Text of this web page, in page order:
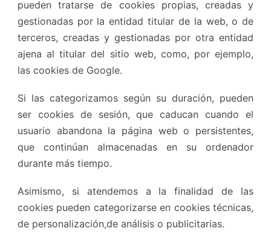
pueden tratarse de cookies propias, creadas y
gestionadas por la entidad titular de la web, o de
terceros, creadas y gestionadas por otra entidad
ajena al titular del sitio web, como, por ejemplo,
las cookies de Google.
Si las categorizamos según su duración, pueden
ser cookies de sesión, que caducan cuando el
usuario abandona la página web o persistentes,
que continúan almacenadas en su ordenador
durante más tiempo.
Asimismo, si atendemos a la finalidad de las
cookies pueden categorizarse en cookies técnicas,
de personalización,de análisis o publicitarias.